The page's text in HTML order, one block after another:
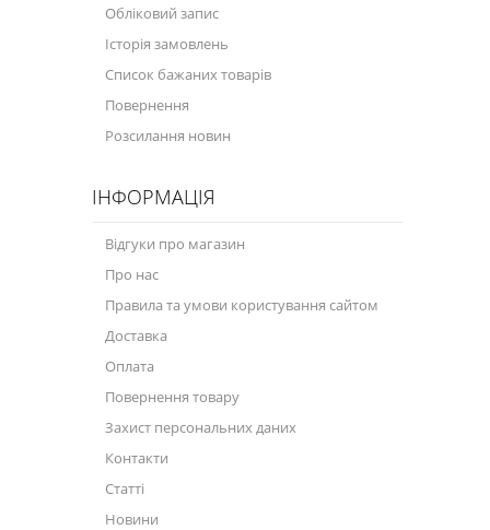
Спеціальні програми
Велосипедна програма
Моторна олива для мотоцикла
Оливи для моторів човнів
Продукція для саду
Промислова програма
Зимова програма
Обліковий запис
Історія замовлень
Список бажаних товарів
Повернення
Розсилання новин
ІНФОРМАЦІЯ
Відгуки про магазин
Про нас
Правила та умови користування сайтом
Доставка
Оплата
Повернення товару
Захист персональних даних
Контакти
Статті
Новини